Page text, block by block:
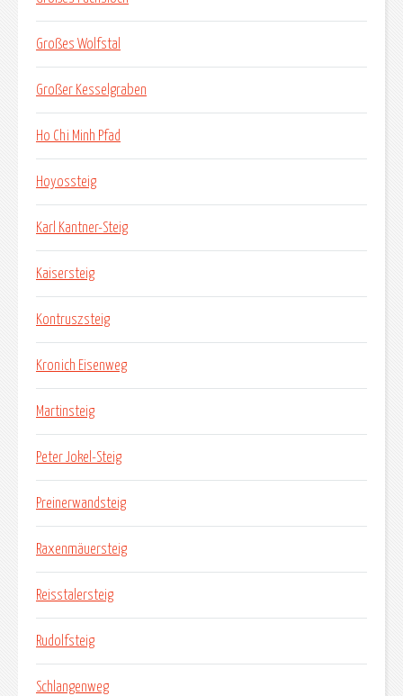
Großes Wolfstal
Großer Kesselgraben
Ho Chi Minh Pfad
Hoyossteig
Karl Kantner-Steig
Kaisersteig
Kontruszsteig
Kronich Eisenweg
Martinsteig
Peter Jokel-Steig
Preinerwandsteig
Raxenmäuersteig
Reisstalersteig
Rudolfsteig
Schlangenweg